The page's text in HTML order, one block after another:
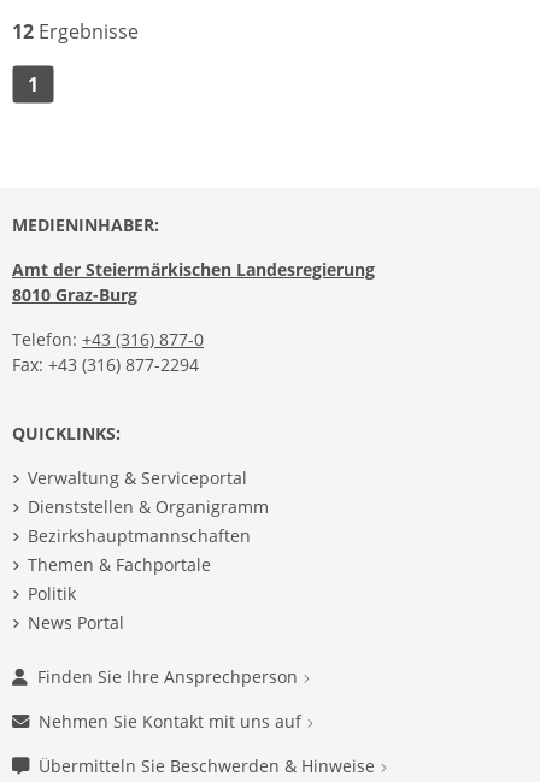
12 Ergebnisse
1
MEDIENINHABER:
Amt der Steiermärkischen Landesregierung
8010 Graz-Burg
Telefon: +43 (316) 877-0
Fax: +43 (316) 877-2294
QUICKLINKS:
Verwaltung & Serviceportal
Dienststellen & Organigramm
Bezirkshauptmannschaften
Themen & Fachportale
Politik
News Portal
Finden Sie Ihre Ansprechperson
Nehmen Sie Kontakt mit uns auf
Übermitteln Sie Beschwerden & Hinweise